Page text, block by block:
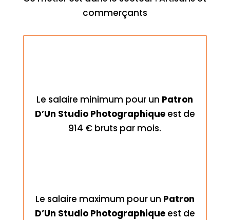
commerçants
Le salaire minimum pour un Patron
D’Un Studio Photographiqueest de
914 € bruts par mois.
Le salaire maximum pour un Patron
D’Un Studio Photographiqueest de